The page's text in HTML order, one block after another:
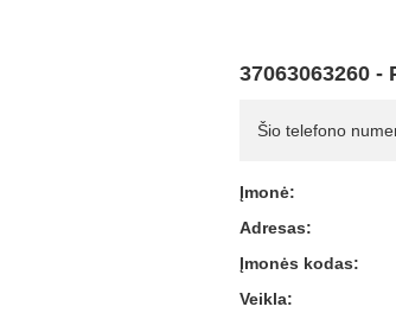
37063063260
Šio telefono
Įmonė:
Adresas:
Įmonės kodas:
Veikla: